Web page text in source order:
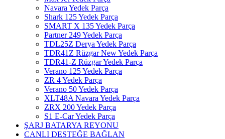
Navara Yedek Parça
Shark 125 Yedek Parça
SMART X 135 Yedek Parça
Partner 249 Yedek Parça
TDL25Z Derya Yedek Parça
TDR41Z Rüzgar New Yedek Parça
TDR41-Z Rüzgar Yedek Parça
Verano 125 Yedek Parça
ZR 4 Yedek Parça
Verano 50 Yedek Parça
XLT48A Navara Yedek Parça
ZRX 200 Yedek Parça
S1 E-Car Yedek Parça
ŞARJ BATARYA REYONU
CANLI DESTEĞE BAĞLAN